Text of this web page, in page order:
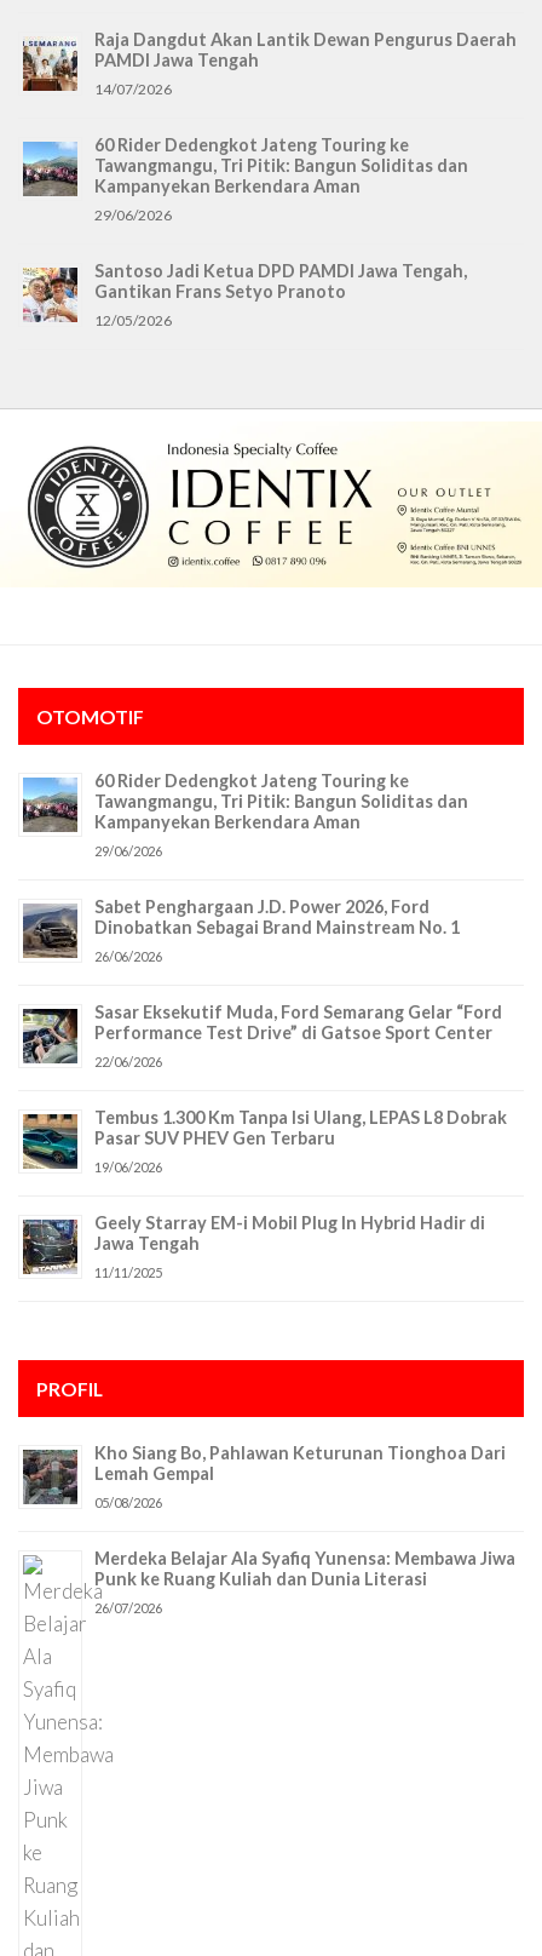
Raja Dangdut Akan Lantik Dewan Pengurus Daerah
PAMDI Jawa Tengah
14/07/2026
60 Rider Dedengkot Jateng Touring ke
Tawangmangu, Tri Pitik: Bangun Soliditas dan
Kampanyekan Berkendara Aman
29/06/2026
Santoso Jadi Ketua DPD PAMDI Jawa Tengah,
Gantikan Frans Setyo Pranoto
12/05/2026
OTOMOTIF
60 Rider Dedengkot Jateng Touring ke
Tawangmangu, Tri Pitik: Bangun Soliditas dan
Kampanyekan Berkendara Aman
29/06/2026
Sabet Penghargaan J.D. Power 2026, Ford
Dinobatkan Sebagai Brand Mainstream No. 1
26/06/2026
Sasar Eksekutif Muda, Ford Semarang Gelar “Ford
Performance Test Drive” di Gatsoe Sport Center
22/06/2026
Tembus 1.300 Km Tanpa Isi Ulang, LEPAS L8 Dobrak
Pasar SUV PHEV Gen Terbaru
19/06/2026
Geely Starray EM-i Mobil Plug In Hybrid Hadir di
Jawa Tengah
11/11/2025
PROFIL
Kho Siang Bo, Pahlawan Keturunan Tionghoa Dari
Lemah Gempal
05/08/2026
Merdeka Belajar Ala Syafiq Yunensa: Membawa Jiwa
Punk ke Ruang Kuliah dan Dunia Literasi
26/07/2026